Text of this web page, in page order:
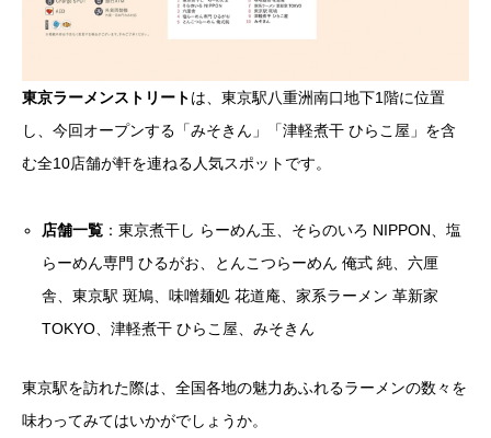
東京ラーメンストリートは、東京駅八重洲南口地下1階に位置
し、今回オープンする「みそきん」「津軽煮干 ひらこ屋」を含
む全10店舗が軒を連ねる人気スポットです。
店舗一覧 ：東京煮干し らーめん玉、そらのいろ NIPPON、塩
らーめん専門 ひるがお、とんこつらーめん 俺式 純、六厘
舎、東京駅 斑鳩、味噌麺処 花道庵、家系ラーメン 革新家
TOKYO、津軽煮干 ひらこ屋、みそきん
東京駅を訪れた際は、全国各地の魅力あふれるラーメンの数々を
味わってみてはいかがでしょうか。